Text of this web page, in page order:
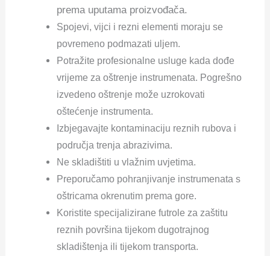
prema uputama proizvođača.
Spojevi, vijci i rezni elementi moraju se
povremeno podmazati uljem.
Potražite profesionalne usluge kada dođe
vrijeme za oštrenje instrumenata. Pogrešno
izvedeno oštrenje može uzrokovati
oštećenje instrumenta.
Izbjegavajte kontaminaciju reznih rubova i
područja trenja abrazivima.
Ne skladištiti u vlažnim uvjetima.
Preporučamo pohranjivanje instrumenata s
oštricama okrenutim prema gore.
Koristite specijalizirane futrole za zaštitu
reznih površina tijekom dugotrajnog
skladištenja ili tijekom transporta.